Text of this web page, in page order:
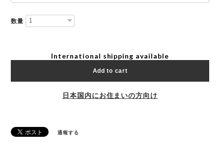
数量
International shipping available
Add to cart
日本国内にお住まいの方向け
通報する